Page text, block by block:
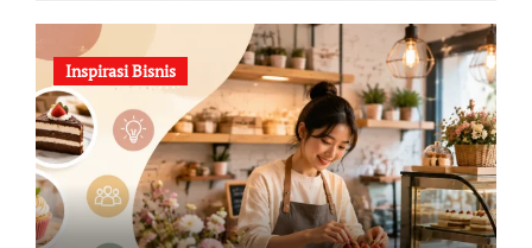
Inspirasi Bisnis